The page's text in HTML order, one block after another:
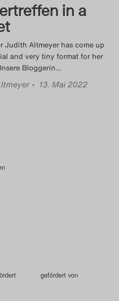
in a
Judith Altmeyer has come up
and very tiny format for her
Bloggerin…
• 13. Mai 2022
gefördert von